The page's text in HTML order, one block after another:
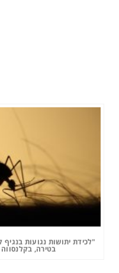
"לכידת יתושות נגועות
בטירה,